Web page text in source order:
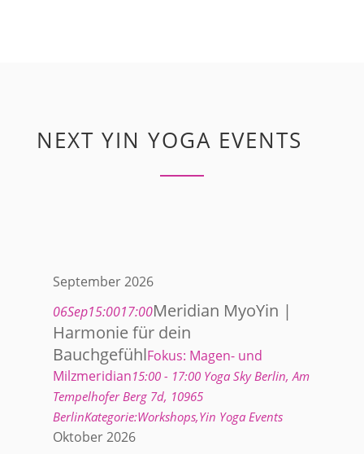
NEXT YIN YOGA EVENTS
September 2026
06Sep15:0017:00Meridian MyoYin |
Harmonie für dein
BauchgefühlFokus: Magen- und
Milzmeridian15:00 - 17:00 Yoga Sky Berlin, Am
Tempelhofer Berg 7d, 10965
BerlinKategorie:Workshops,Yin Yoga Events
Oktober 2026